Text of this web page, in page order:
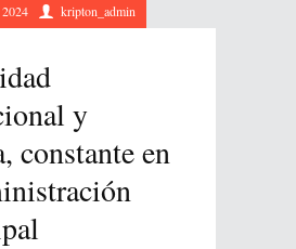
kripton_admin
y
constante en